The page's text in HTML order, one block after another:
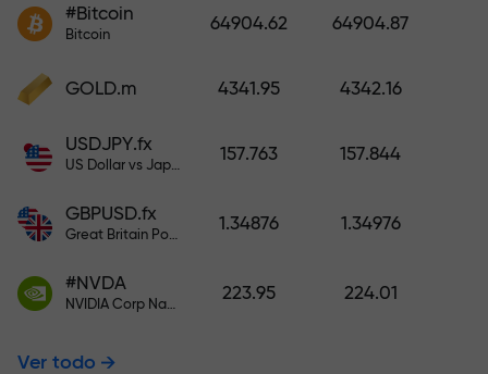
bono mil veces mayor que su
depósito, mayor será el
#Bitcoin
Bitcoin
64904.62 64904.87
GOLD.m 4341.95 4342.16
USDJPY.fx
US Dollar vs Japanese Yen
157.763 157.844
GBPUSD.fx
Great Britain Pound vs US Dollar
1.34876 1.34976
#NVDA
NVIDIA Corp Nasdaq Stock Exchange (Nasdaq) USD
223.95 224.01
Ver todo